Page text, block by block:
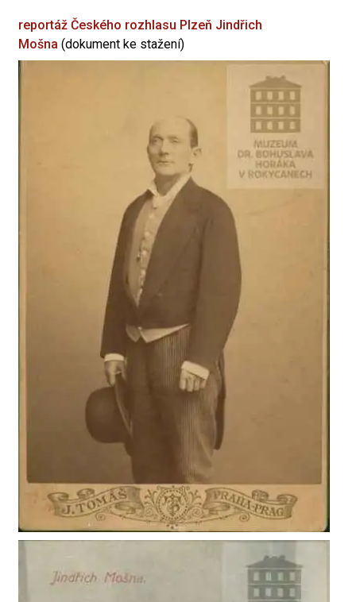
reportáž Českého rozhlasu Plzeň Jindřich
Mošna (dokument ke stažení)